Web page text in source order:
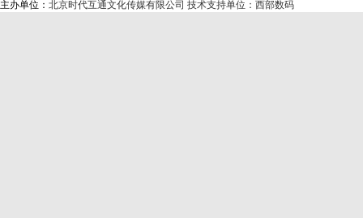
主办单位： 北京时代互通文化传媒有限公司 技术支持单位：西部数码